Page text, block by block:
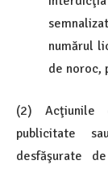
numărul
de noroc,
(2) Acţiunile
publicitate
desfăşurate